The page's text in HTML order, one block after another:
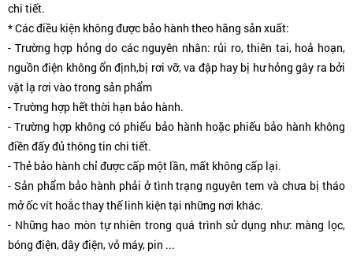
chi tiết.
* Các điều kiện không được bảo hành theo hãng sản xuất:
- Trường hợp hỏng do các nguyên nhân: rủi ro, thiên tai, hoả hoạn,
nguồn điện không ổn định,bị rơi vỡ, va đập hay bị hư hỏng gây ra bởi
vật lạ rơi vào trong sản phẩm
- Trường hợp hết thời hạn bảo hành.
- Trường hợp không có phiếu bảo hành hoặc phiếu bảo hành không
điền đấy đủ thông tin chi tiết.
- Thẻ bảo hành chỉ được cấp một lần, mất không cấp lại.
- Sản phẩm bảo hành phải ở tình trạng nguyên tem và chưa bị tháo
mở ốc vít hoắc thay thế linh kiện tại những nơi khác.
- Những hao mòn tự nhiên trong quá trình sử dụng như: màng lọc,
bóng điện, dây điện, vỏ máy, pin ...